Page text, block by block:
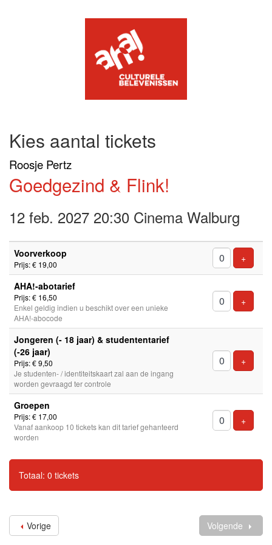
Kies aantal tickets
Roosje Pertz
Goedgezind & Flink!
12 feb. 2027 20:30 Cinema Walburg
Aantal
tickets
Voorverkoop
Prijs: € 19,00
+Voeg
AHA!-abotarief
Prijs: € 16,50
Enkel geldig indien u beschikt over een unieke
AHA!-abocode
+Voeg
Jongeren (- 18 jaar) & studententarief
(-26 jaar)
Prijs: € 9,50
Je studenten- / identiteitskaart zal aan de ingang
worden gevraagd ter controle
+Voeg
Groepen
Prijs: € 17,00
Vanaf aankoop 10 tickets kan dit tarief gehanteerd
worden
+Voeg
Totaal: 0 tickets
Vorige Volgende